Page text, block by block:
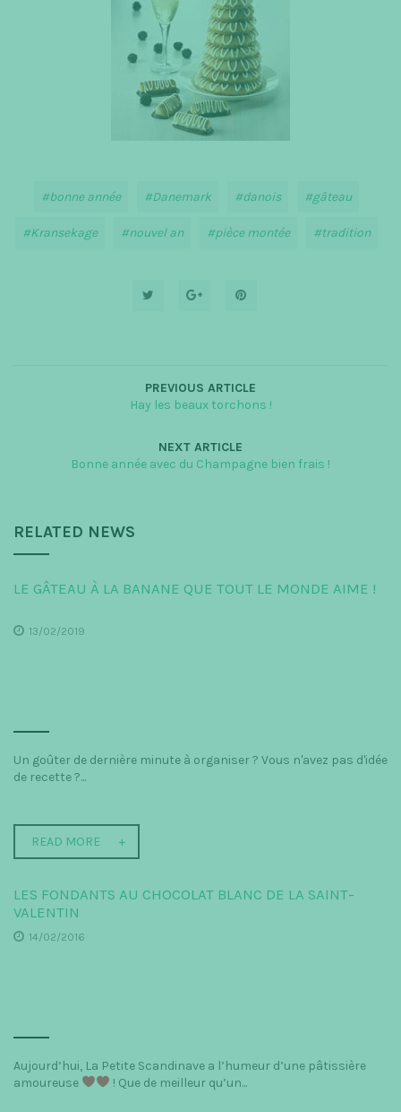
bonne année Danemark danois gâteau
Kransekage nouvel an pièce montée tradition
PREVIOUS ARTICLE
Hay les beaux torchons !
NEXT ARTICLE
Bonne année avec du Champagne bien frais !
RELATED NEWS
LE GÂTEAU À LA BANANE QUE TOUT LE MONDE AIME !
13/02/2019
Un goûter de dernière minute à organiser ? Vous n'avez pas d'idée
de recette ?...
READ MORE
LES FONDANTS AU CHOCOLAT BLANC DE LA SAINT-
VALENTIN
14/02/2016
Aujourd’hui, La Petite Scandinave a l’humeur d’une pâtissière
amoureuse
! Que de meilleur qu’un...